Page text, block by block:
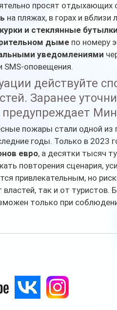
просят отдыхающих
на пляжах, в горах и вблизи
и стеклянные бутылки
дыме по номеру
уведомлениями
SMS-оповещения.
действуйте
Заранее
пожары стали одной из
годы. Только в 2023
евро, а десятки тысяч
повторения сценария,
привлекательным, но
властей, так и от туристов.
только при